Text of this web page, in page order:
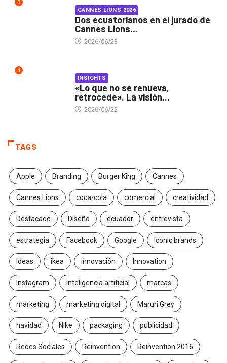
3
CANNES LIONS 2026
Dos ecuatorianos en el jurado de
Cannes Lions...
2026/06/23
4
INSIGHTS
«Lo que no se renueva,
retrocede». La visión...
2026/06/22
TAGS
Apple Branding Burger King Cannes
Cannes Lions coca-cola comercial creatividad
Destacado Diseño ecuador entrevista
estrategia Facebook Google Iconic brands
Ideas ikea innovación Innovation
Instagram inteligencia artificial marcas
marketing marketing digital Maruri Grey
navidad Nike packaging publicidad
Redes Sociales Reinvention Reinvention 2016